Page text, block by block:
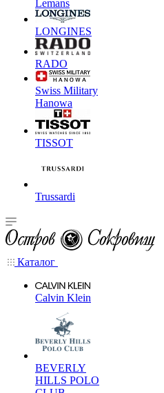
Lemans
LONGINES
RADO
Swiss Military
Hanowa
TISSOT
Trussardi
Каталог
Calvin Klein
BEVERLY
HILLS POLO